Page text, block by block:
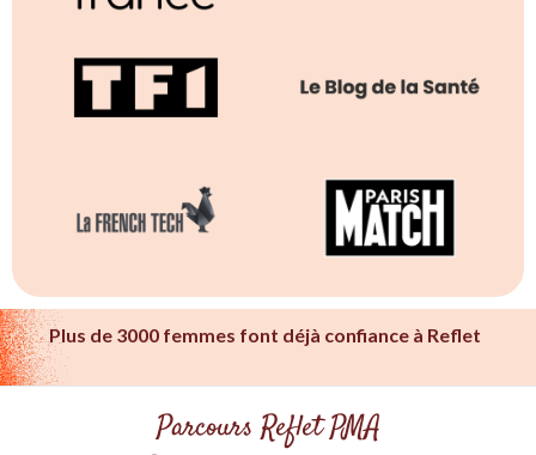
Plus de 3000 femmes font déjà confiance à Reflet
Parcours Reflet PMA